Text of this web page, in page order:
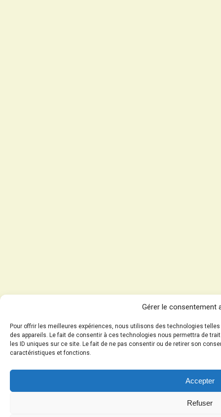
Gérer le consentement
Pour offrir les meilleures expériences, nous utilisons des technologies
des appareils. Le fait de consentir à ces technologies nous permettra de
les ID uniques sur ce site. Le fait de ne pas consentir ou de retirer son
caractéristiques et fonctions.
Accepter
Refuser